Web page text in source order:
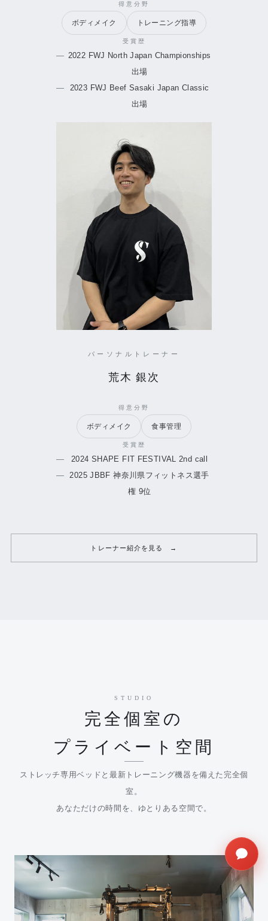
得意分野
ボディメイク トレーニング指導
受賞歴
2022 FWJ North Japan Championships
出場
2023 FWJ Beef Sasaki Japan Classic
出場
パーソナルトレーナー
荒木 銀次
得意分野
ボディメイク 食事管理
受賞歴
2024 SHAPE FIT FESTIVAL 2nd call
2025 JBBF 神奈川県フィットネス選手
権 9位
トレーナー紹介を見る
STUDIO
完全個室の
プライベート空間
ストレッチ専用ベッドと最新トレーニング機器を備えた完全個
室。
あなただけの時間を、ゆとりある空間で。